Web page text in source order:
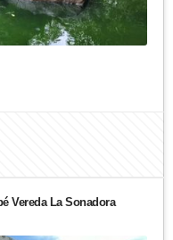
Vereda La Sonadora